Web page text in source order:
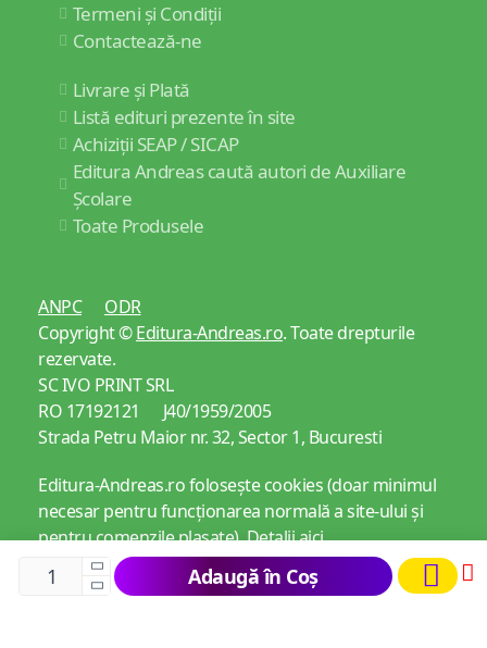
Adaugă în Coș
Termeni și Condiții
Contactează-ne
Livrare și Plată
Listă edituri prezente în site
Achiziții SEAP / SICAP
Editura Andreas caută autori de Auxiliare
Școlare
Toate Produsele
ANPC
ODR
Copyright ©Editura-Andreas.ro. Toate drepturile
rezervate.
SC IVO PRINT SRL
RO 17192121 J40/1959/2005
Strada Petru Maior nr. 32, Sector 1, Bucuresti
Editura-Andreas.ro folosește cookies (doar minimul
necesar pentru funcționarea normală a site-ului și
pentru comenzile plasate).Detalii aici